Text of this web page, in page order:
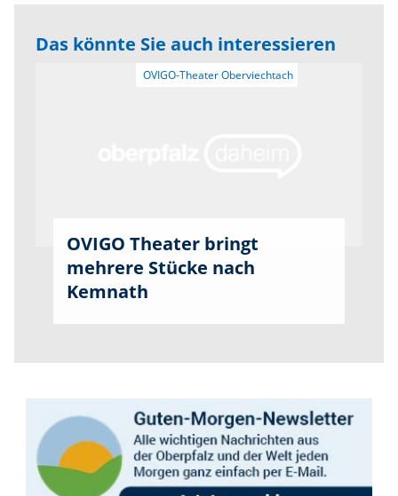
Das könnte Sie auch interessieren
OVIGO Theater bringt
mehrere Stücke nach
Kemnath